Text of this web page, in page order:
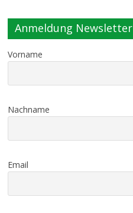
Anmeldung Newsletter
Vorname
Nachname
Email